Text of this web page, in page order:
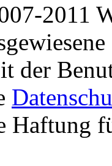
2011
der
Haftung